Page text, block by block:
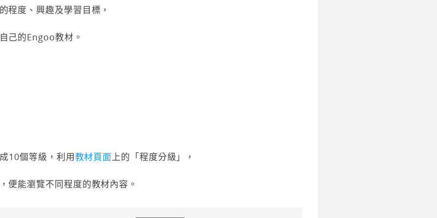
程度、興趣及學習目標，
己的Engoo教材。
10個等級，利用教材頁面 上的「程度分級」，
便能瀏覽不同程度的教材內容。